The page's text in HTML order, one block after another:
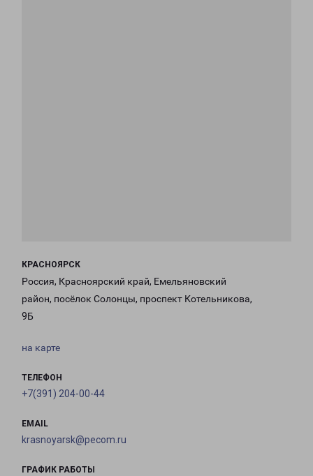
КРАСНОЯРСК
Россия, Красноярский край, Емельяновский
район, посёлок Солонцы, проспект Котельникова,
9Б
на карте
ТЕЛЕФОН
+7(391) 204-00-44
EMAIL
krasnoyarsk@pecom.ru
ГРАФИК РАБОТЫ